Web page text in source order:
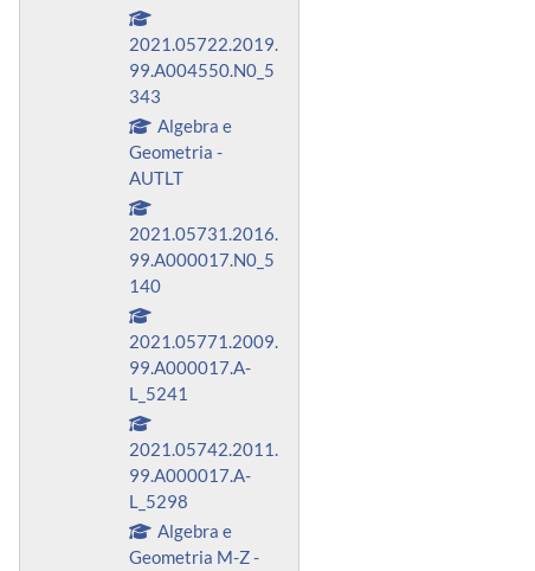
2021.05722.2019.
99.A004550.N0_5
343
Algebra e
Geometria -
AUTLT
2021.05731.2016.
99.A000017.N0_5
140
2021.05771.2009.
99.A000017.A-
L_5241
2021.05742.2011.
99.A000017.A-
L_5298
Algebra e
Geometria M-Z -